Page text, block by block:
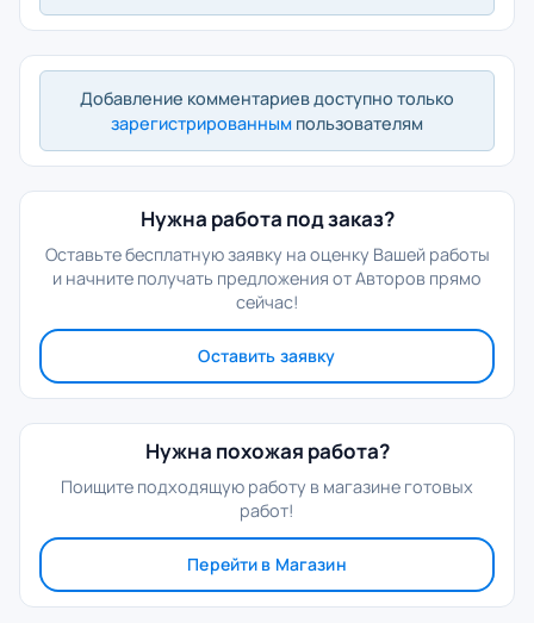
Добавление комментариев доступно только
зарегистрированным пользователям
Нужна работа под заказ?
Оставьте бесплатную заявку на оценку Вашей работы
и начните получать предложения от Авторов прямо
сейчас!
Оставить заявку
Нужна похожая работа?
Поищите подходящую работу в магазине готовых
работ!
Перейти в Магазин